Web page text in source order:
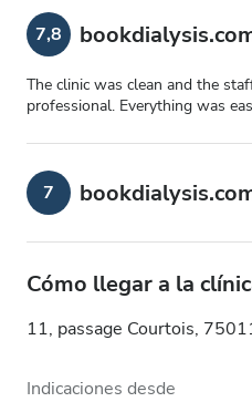
7,8
The clinic was clean and the
professional. Everything was
7
Cómo llegar a la
11, passage Courtois,
Indicaciones desde